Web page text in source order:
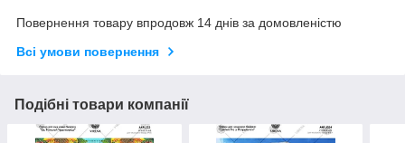
Повернення товару впродовж 14 днів за домовленістю
Всі умови повернення
Подібні товари компанії